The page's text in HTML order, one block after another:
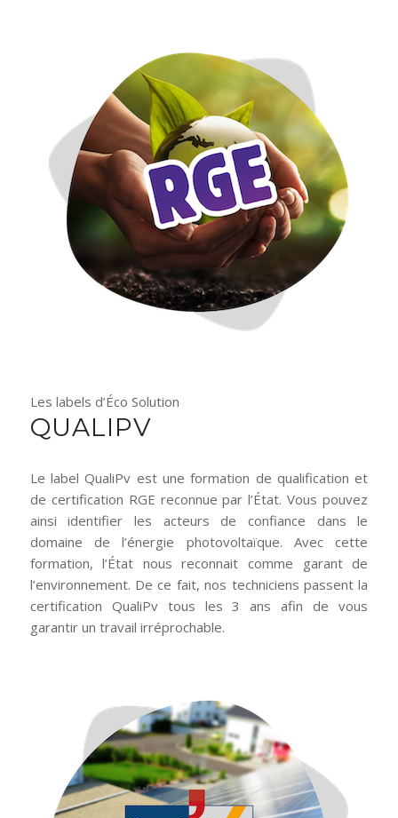
Les labels d’Éco Solution
QUALIPV
Le label QualiPv est une formation de qualification et
de certification RGE reconnue par l’État. Vous pouvez
ainsi identifier les acteurs de confiance dans le
domaine de l’énergie photovoltaïque. Avec cette
formation, l’État nous reconnait comme garant de
l’environnement. De ce fait, nos techniciens passent la
certification QualiPv tous les 3 ans afin de vous
garantir un travail irréprochable.